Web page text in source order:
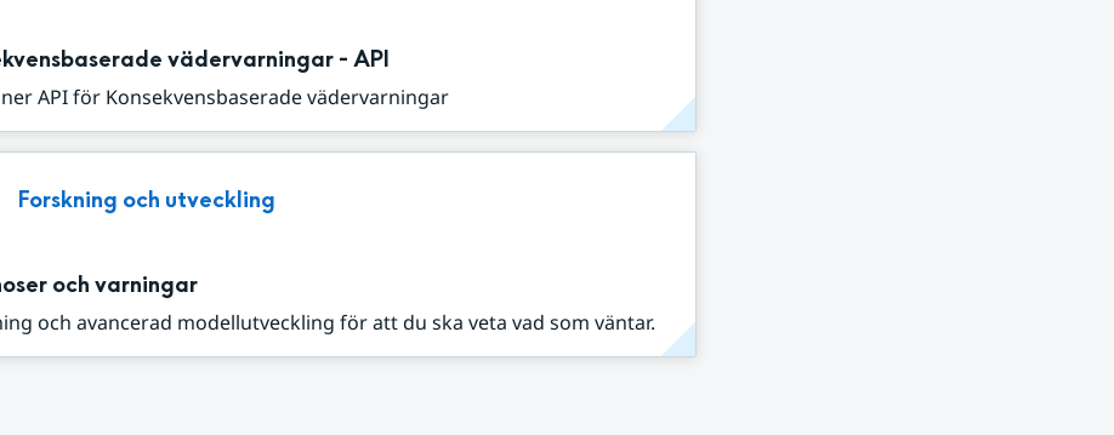
vädervarningar - API
API för Konsekvensbaserade vädervarningar
Forskning och utveckling
och varningar
och avancerad modellutveckling för att du ska veta vad som väntar.